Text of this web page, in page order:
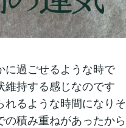
に過ごせるような時で
持する感じなのです
るような時間になりそ
積み重ねがあったから